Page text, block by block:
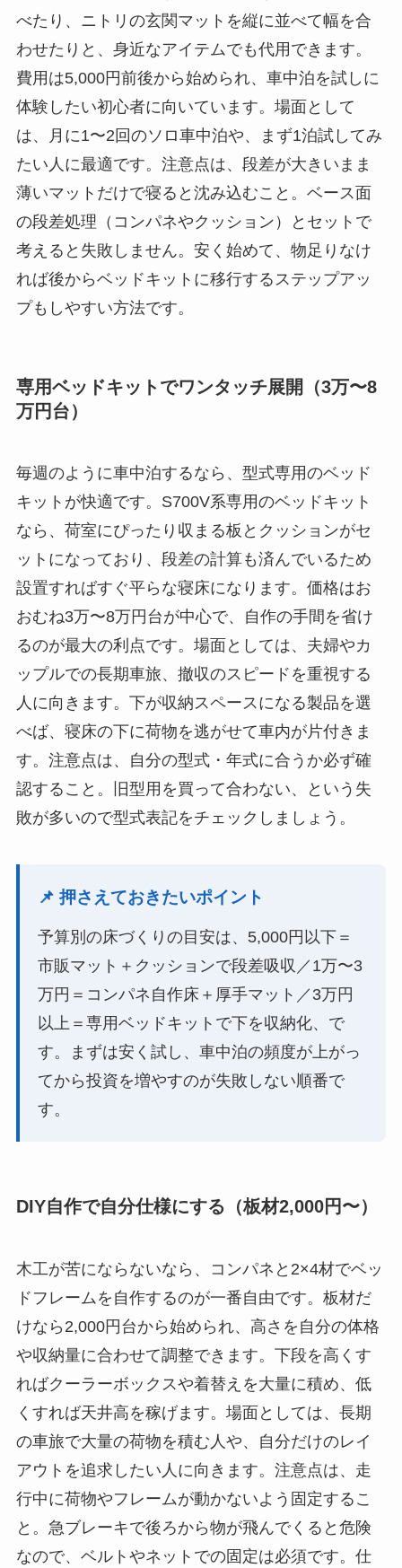
べたり、ニトリの玄関マットを縦に並べて幅を合
わせたりと、身近なアイテムでも代用できます。
費用は5,000円前後から始められ、車中泊を試しに
体験したい初心者に向いています。場面として
は、月に1〜2回のソロ車中泊や、まず1泊試してみ
たい人に最適です。注意点は、段差が大きいまま
薄いマットだけで寝ると沈み込むこと。ベース面
の段差処理（コンパネやクッション）とセットで
考えると失敗しません。安く始めて、物足りなけ
れば後からベッドキットに移行するステップアッ
プもしやすい方法です。
専用ベッドキットでワンタッチ展開（3万〜8
万円台）
毎週のように車中泊するなら、型式専用のベッド
キットが快適です。S700V系専用のベッドキット
なら、荷室にぴったり収まる板とクッションがセ
ットになっており、段差の計算も済んでいるため
設置すればすぐ平らな寝床になります。価格はお
おむね3万〜8万円台が中心で、自作の手間を省け
るのが最大の利点です。場面としては、夫婦やカ
ップルでの長期車旅、撤収のスピードを重視する
人に向きます。下が収納スペースになる製品を選
べば、寝床の下に荷物を逃がせて車内が片付きま
す。注意点は、自分の型式・年式に合うか必ず確
認すること。旧型用を買って合わない、という失
敗が多いので型式表記をチェックしましょう。
📌 押さえておきたいポイント
予算別の床づくりの目安は、5,000円以下＝
市販マット＋クッションで段差吸収／1万〜3
万円＝コンパネ自作床＋厚手マット／3万円
以上＝専用ベッドキットで下を収納化、で
す。まずは安く試し、車中泊の頻度が上がっ
てから投資を増やすのが失敗しない順番で
す。
DIY自作で自分仕様にする（板材2,000円〜）
木工が苦にならないなら、コンパネと2×4材でベッ
ドフレームを自作するのが一番自由です。板材だ
けなら2,000円台から始められ、高さを自分の体格
や収納量に合わせて調整できます。下段を高くす
ればクーラーボックスや着替えを大量に積め、低
くすれば天井高を稼げます。場面としては、長期
の車旅で大量の荷物を積む人や、自分だけのレイ
アウトを追求したい人に向きます。注意点は、走
行中に荷物やフレームが動かないよう固定するこ
と。急ブレーキで後ろから物が飛んでくると危険
なので、ベルトやネットでの固定は必須です。仕